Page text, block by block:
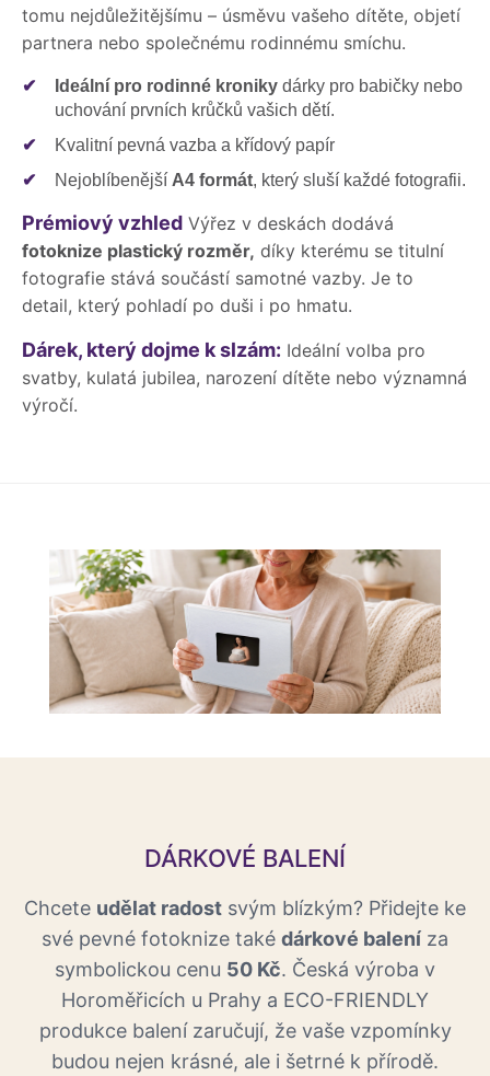
tomu nejdůležitějšímu – úsměvu vašeho dítěte, objetí
partnera nebo společnému rodinnému smíchu.
✔ Ideální pro rodinné kroniky dárky pro babičky nebo
uchování prvních krůčků vašich dětí.
✔
Kvalitní pevná vazba a křídový papír
✔
Nejoblíbenější A4 formát, který sluší každé fotografii.
Prémiový vzhled Výřez v deskách dodává
fotoknize plastický rozměr, díky kterému se titulní
fotografie stává součástí samotné vazby. Je to
detail, který pohladí po duši i po hmatu.
Dárek, který dojme k slzám: Ideální volba pro
svatby, kulatá jubilea, narození dítěte nebo významná
výročí.
DÁRKOVÉ BALENÍ
Chcete udělat radost svým blízkým? Přidejte ke
své pevné fotoknize také dárkové balení za
symbolickou cenu 50 Kč. Česká výroba v
Horoměřicích u Prahy a ECO-FRIENDLY
produkce balení zaručují, že vaše vzpomínky
budou nejen krásné, ale i šetrné k přírodě.